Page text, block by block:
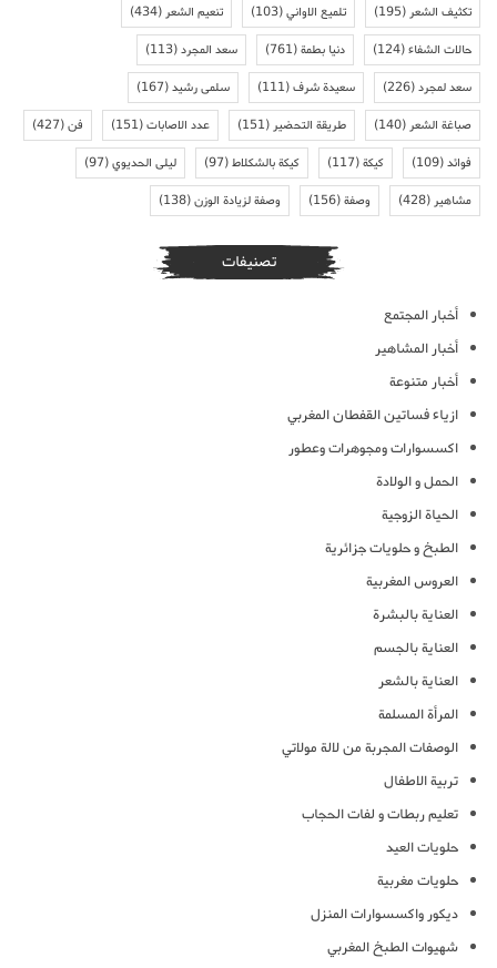
تكثيف الشعر(195) تلميع الاواني(103) تنعيم الشعر(434)
حالات الشفاء(124) دنيا بطمة(761) سعد المجرد(113)
سعد لمجرد(226) سعيدة شرف(111) سلمى رشيد(167)
صباغة الشعر(140) طريقة التحضير(151) عدد الاصابات(151) فن(427)
فوائد(109) كيكة(117) كيكة بالشكلاط(97) ليلى الحديوي(97)
مشاهير(428) وصفة(156) وصفة لزيادة الوزن(138)
تصنيفات
أخبار المجتمع
أخبار المشاهير
أخبار متنوعة
ازياء فساتين القفطان المغربي
اكسسوارات ومجوهرات وعطور
الحمل و الولادة
الحياة الزوجية
الطبخ و حلويات جزائرية
العروس المغربية
العناية بالبشرة
العناية بالجسم
العناية بالشعر
المرأة المسلمة
الوصفات المجربة من لالة مولاتي
تربية الاطفال
تعليم ربطات و لفات الحجاب
حلويات العيد
حلويات مغربية
ديكور واكسسوارات المنزل
شهيوات الطبخ المغربي